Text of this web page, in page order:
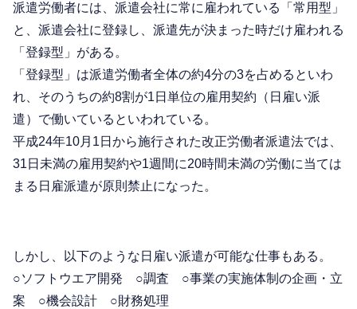
派遣労働者には、派遣会社に常に雇われている「常用型」
と、派遣会社に登録し、派遣先が決まった時だけ雇われる
「登録型」がある。
「登録型」は派遣労働者全体の約4分の3を占めるといわ
れ、そのうちの約8割が1日単位の雇用契約（日雇い派
遣）で働いているといわれている。
平成24年10月1日から施行された改正労働者派遣法では、
31日未満の雇用契約や1週間に20時間未満の労働に当ては
まる日雇派遣が原則禁止になった。
しかし、以下のような日雇い派遣が可能な仕事もある。
○ソフトウエア開発 ○調査 ○事業の実施体制の企画・立
案 ○機会設計 ○財務処理